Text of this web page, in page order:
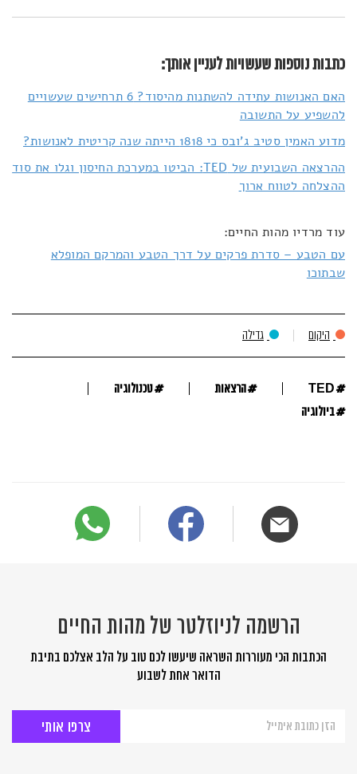
כתבות נוספות שעשויות לעניין אותך:
האם האנושות עתידה להשתנות מהיסוד? 6 תרחישים שעשויים
להשפיע על התשובה
מדוע האמין סטיב ג'ובס כי 1818 הייתה שנה קריטית לאנושות?
ההרצאה השבועית של TED: הביטו במערכת החיסון וגלו את סוד
ההצלחה לטווח ארוך
עוד מרדיו מהות החיים:
עם הטבע – סדרת פרקים על דרך הטבע והמרקם המופלא
שבתוכו
היקום גדילה
#
TED
#הרצאות #טכנולוגיה
#ביולוגיה
הרשמה לניוזלטר של מהות החיים
הכתבות הכי מעוררות השראה שיעשו לכם טוב על הלב אצלכם בתיבת
הדואר אחת לשבוע
לניוזלטר